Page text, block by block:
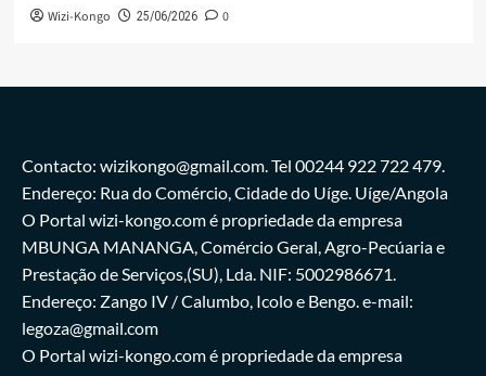
Wizi-Kongo 25/06/2026 0
Contacto: wizikongo@gmail.com. Tel 00244 922 722 479.
Endereço: Rua do Comércio, Cidade do Uíge. Uíge/Angola
O Portal wizi-kongo.com é propriedade da empresa
MBUNGA MANANGA, Comércio Geral, Agro-Pecúaria e
Prestação de Serviços,(SU), Lda. NIF: 5002986671.
Endereço: Zango IV / Calumbo, Icolo e Bengo. e-mail:
legoza@gmail.com
O Portal wizi-kongo.com é propriedade da empresa